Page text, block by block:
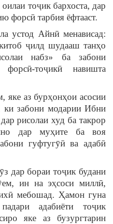
тоҷик бархоста, дар
форсӣ тарбия ёфтааст.
устод Айнӣ менависад:
ҷилд шудааш танҳо
набз» ба забони
тоҷикӣ навишта
яке аз бурҳонҳои асосии
забони модарии Ибни
рисолаи худ ба такрор
дар муҳите ба воя
гуфтугӯӣ ва адабӣ
дар бораи тоҷик будани
ин на эҳсоси миллӣ,
мебошад. Ҳамон гуна
адабиёти тоҷик
яке аз бузургтарин